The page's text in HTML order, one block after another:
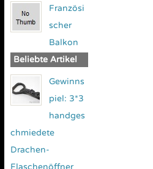
Französi
scher
Balkon
Beliebte Artikel
Gewinns
piel: 3*3
handges
chmiedete
Drachen-